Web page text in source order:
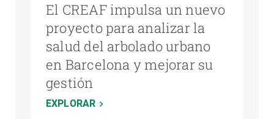
El CREAF impulsa un nuevo
proyecto para analizar la
salud del arbolado urbano
en Barcelona y mejorar su
gestión
EXPLORAR